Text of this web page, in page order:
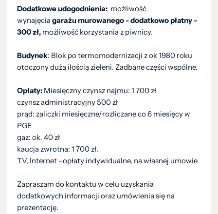
Dodatkowe udogodnienia: możliwość
wynajęcia garażu murowanego - dodatkowo płatny -
300 zł, możliwość korzystania z piwnicy.
Budynek: Blok po termomodernizacji z ok 1980 roku
otoczony dużą ilością zieleni. Zadbane części wspólne.
Opłaty: Miesięczny czynsz najmu: 1 700 zł
czynsz administracyjny 500 zł
prąd: zaliczki miesięczne/rozliczane co 6 miesięcy w
PGE
gaz: ok. 40 zł
kaucja zwrotna: 1 700 zł.
TV, Internet –opłaty indywidualne, na własnej umowie
Zapraszam do kontaktu w celu uzyskania
dodatkowych informacji oraz umówienia się na
prezentację.